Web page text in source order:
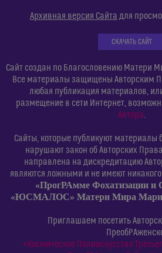
Архивная версия Сайта для
СКАЧАТЬ САЙТ
Сайт создан по Благословению Матери
Все материалы защищены Авторским
любая публикация материалов,
размещение в сети Интернет,
Автора.
Сайты, которые публикуют материалы
нарушают закон об Авторских
направлена на дискредитацию
являются ложными и не имеют никакого
«ПрогРАмме Фохатизации и
«ЮСМАЛОС» Матери Мира
Приглашаем посетить
«Космическое Полиискусство